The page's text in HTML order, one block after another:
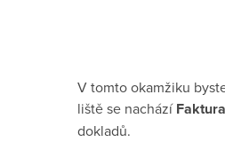
V tomto okamžiku
liště se nachází
dokladů.